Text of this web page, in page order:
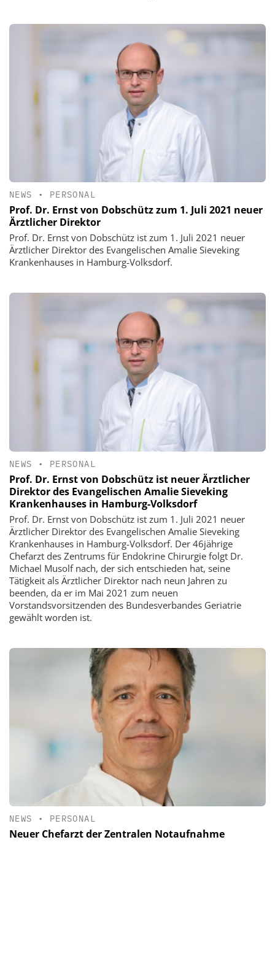
NEWS • PERSONAL
Prof. Dr. Ernst von Dobschütz zum 1. Juli 2021 neuer
Ärztlicher Direktor
Prof. Dr. Ernst von Dobschütz ist zum 1. Juli 2021 neuer
Ärztlicher Direktor des Evangelischen Amalie Sieveking
Krankenhauses in Hamburg-Volksdorf.
NEWS • PERSONAL
Prof. Dr. Ernst von Dobschütz ist neuer Ärztlicher
Direktor des Evangelischen Amalie Sieveking
Krankenhauses in Hamburg-Volksdorf
Prof. Dr. Ernst von Dobschütz ist zum 1. Juli 2021 neuer
Ärztlicher Direktor des Evangelischen Amalie Sieveking
Krankenhauses in Hamburg-Volksdorf. Der 46jährige
Chefarzt des Zentrums für Endokrine Chirurgie folgt Dr.
Michael Musolf nach, der sich entschieden hat, seine
Tätigkeit als Ärztlicher Direktor nach neun Jahren zu
beenden, da er im Mai 2021 zum neuen
Vorstandsvorsitzenden des Bundesverbandes Geriatrie
gewählt worden ist.
NEWS • PERSONAL
Neuer Chefarzt der Zentralen Notaufnahme